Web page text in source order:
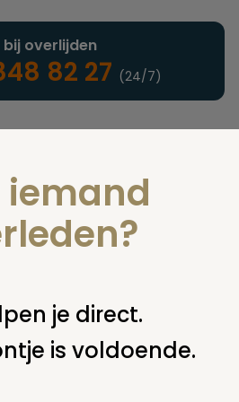
bij overlijden
82 27 (24/7)
begraven grafsteen /
grafsteen
iemand
je direct.
is voldoende.